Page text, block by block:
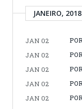
JANEIRO, 2018
JAN 02
JAN 02
JAN 02
JAN 02
JAN 02